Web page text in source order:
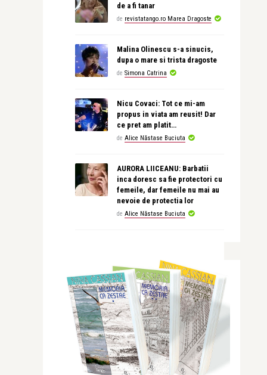
de a fi tanar
de revistatango.ro Marea Dragoste
Malina Olinescu s-a sinucis,
dupa o mare si trista dragoste
de Simona Catrina
Nicu Covaci: Tot ce mi-am
propus in viata am reusit! Dar
ce pret am platit…
de Alice Năstase Buciuta
AURORA LIICEANU: Barbatii
inca doresc sa fie protectori cu
femeile, dar femeile nu mai au
nevoie de protectia lor
de Alice Năstase Buciuta